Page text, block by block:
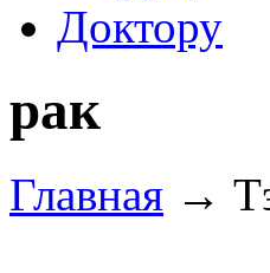
Доктору
рак
Главная →